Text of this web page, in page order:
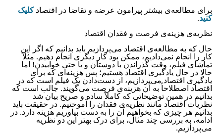
برای مطالعه‌ی بیشتر پیرامون عرضه و تقاضا در اقتصاد کلیک
کنید.
نظریه‌ی هزینه‌ی فرصت و فقدان اقتصاد
حال که به مطالعه‌ی اقتصاد می‌پردازیم باید بدانیم که اگر این
کار را انجام نمی‌دادیم، ممکن بود کار دیگری انجام دهیم. مثلاً
تماشای فیلم، وقت گذراندن با دوستان و یا حتی خوابیدن! اما
حالا در حال یادگیری اقتصاد هستیم؛ پس هزینه‌ای که برای
یادگیری اقتصاد می‌پردازیم، از دست‌دادن یک فیلم است که در
اقتصاد اصطلاحاً به آن هزینه‌ی فرصت می‌گویند. جالب است که
بدانیم در همین توضیحاتی که کاملاً ساده و صریح بیان شد
نظریات اقتصاد مانند نظریه‌ی فقدان را آموختیم. در حقیقت باید
بدانیم هر چیزی که بخواهیم آن را به دست بیاوریم هزینه دارد. در
ادامه، به بررسی چند مثال، برای درک بهتر این دو نظریه
می‌پردازیم.